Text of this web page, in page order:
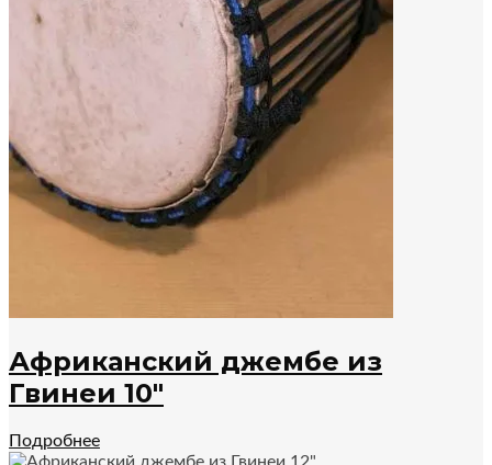
Африканский джембе из
Гвинеи 10″
Подробнее